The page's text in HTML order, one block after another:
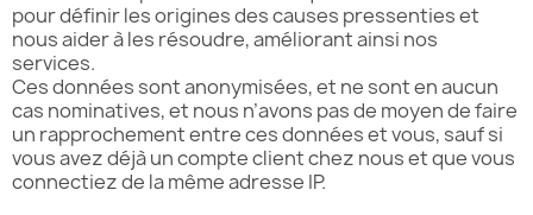
pour définir les origines des causes pressenties et
nous aider à les résoudre, améliorant ainsi nos
services.
Ces données sont anonymisées, et ne sont en aucun
cas nominatives, et nous n’avons pas de moyen de faire
un rapprochement entre ces données et vous, sauf si
vous avez déjà un compte client chez nous et que vous
connectiez de la même adresse IP.